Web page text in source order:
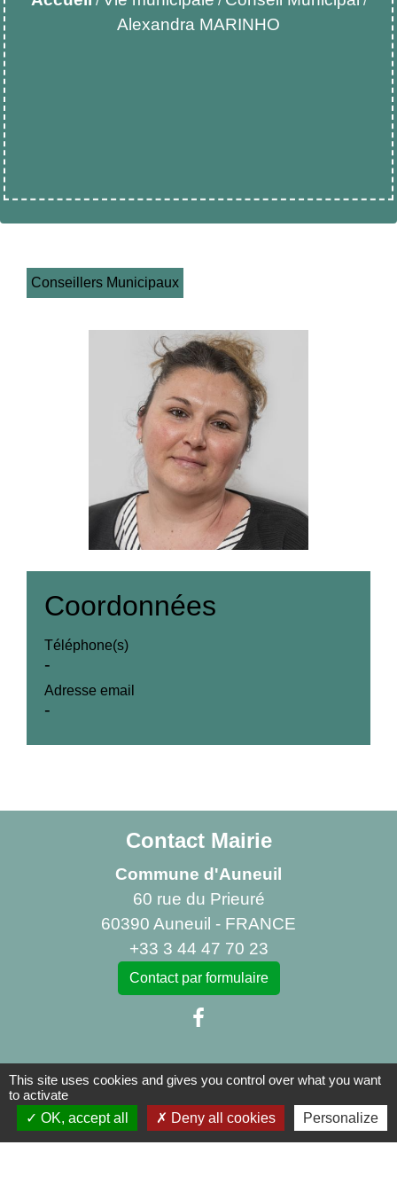
Alexandra MARINHO
Conseillers Municipaux
Coordonnées
Téléphone(s)
-
Adresse email
-
Contact Mairie
Commune d'Auneuil
60 rue du Prieuré
60390 Auneuil - FRANCE
+33 3 44 47 70 23
Contact par formulaire
Liens
Centre Social Rural La Canopée
This site uses cookies and gives you control over what you want
to activate
OK, accept all
Deny all cookies Personalize